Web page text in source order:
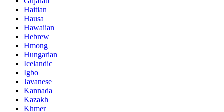
Haitian
Hausa
Hawaiian
Hebrew
Hmong
Hungarian
Icelandic
Igbo
Javanese
Kannada
Kazakh
Khmer